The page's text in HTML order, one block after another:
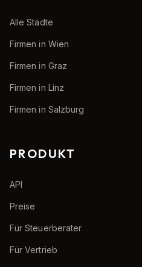
Alle Städte
Firmen in Wien
Firmen in Graz
Firmen in Linz
Firmen in Salzburg
PRODUKT
API
Preise
Für Steuerberater
Für Vertrieb